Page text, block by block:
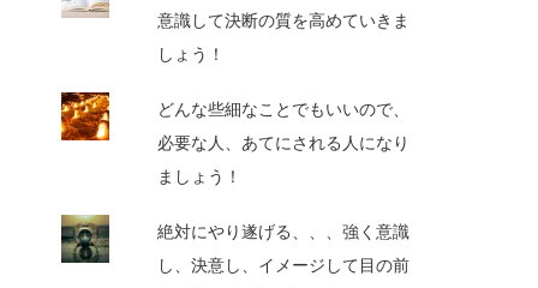
意識して決断の質を高めていきま
しょう！
どんな些細なことでもいいので、
必要な人、あてにされる人になり
ましょう！
絶対にやり遂げる、、、強く意識
し、決意し、イメージして目の前